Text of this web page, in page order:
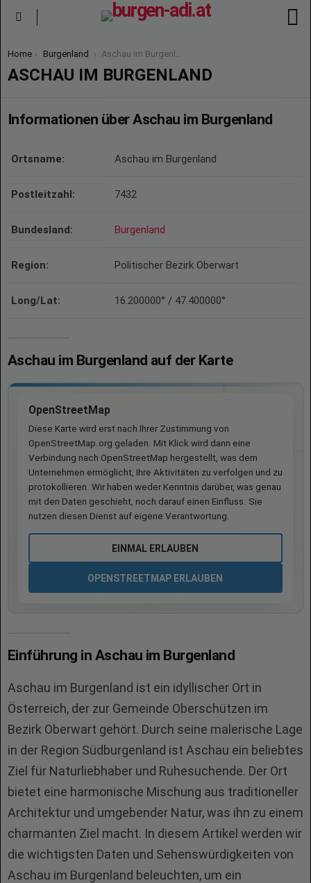
You are here:
Home Burgenland Aschau im Burgenland
ASCHAU IM BURGENLAND
Informationen über Aschau im Burgenland
Ortsname: Aschau im Burgenland
Postleitzahl: 7432
Bundesland: Burgenland
Region: Politischer Bezirk Oberwart
Long/Lat: 16.200000° / 47.400000°
Aschau im Burgenland auf der Karte
OpenStreetMap
Diese Karte wird erst nach Ihrer Zustimmung von
OpenStreetMap.org geladen. Mit Klick wird dann eine
Verbindung nach OpenStreetMap hergestellt, was dem
Unternehmen ermöglicht, Ihre Aktivitäten zu verfolgen und zu
protokollieren. Wir haben weder Kenntnis darüber, was genau
mit den Daten geschieht, noch darauf einen Einfluss. Sie
nutzen diesen Dienst auf eigene Verantwortung.
EINMAL ERLAUBEN
OPENSTREETMAP ERLAUBEN
Einführung in Aschau im Burgenland
Aschau im Burgenland ist ein idyllischer Ort in
Österreich, der zur Gemeinde Oberschützen im
Bezirk Oberwart gehört. Durch seine malerische Lage
in der Region Südburgenland ist Aschau ein beliebtes
Ziel für Naturliebhaber und Ruhesuchende. Der Ort
bietet eine harmonische Mischung aus traditioneller
Architektur und umgebender Natur, was ihn zu einem
charmanten Ziel macht. In diesem Artikel werden wir
die wichtigsten Daten und Sehenswürdigkeiten von
Aschau im Burgenland beleuchten, um ein